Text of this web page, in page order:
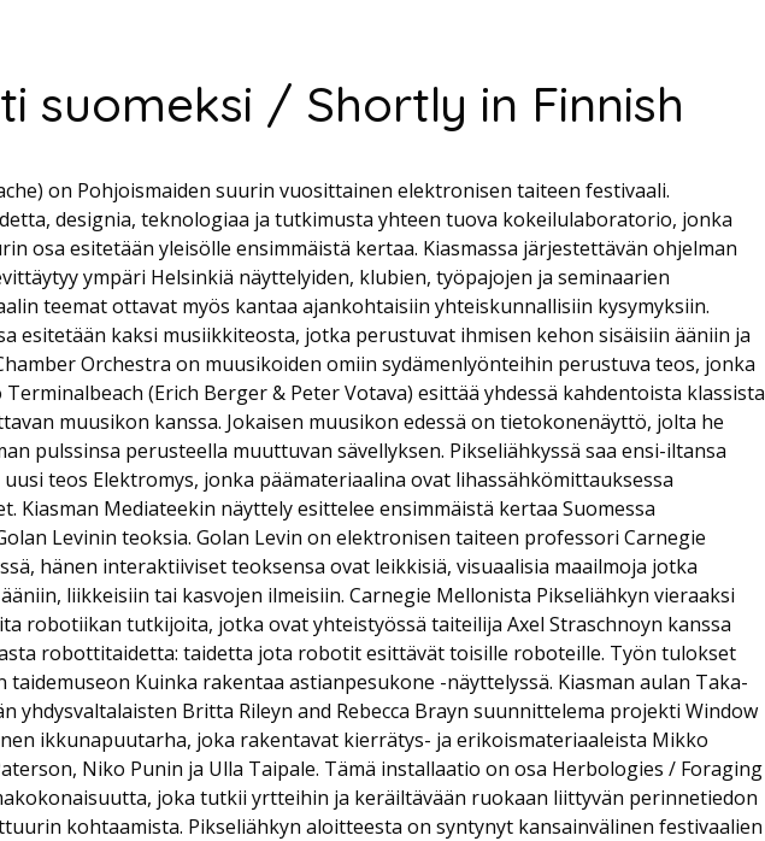
suomeksi / Shortly in Finnish
on Pohjoismaiden suurin vuosittainen elektronisen taiteen festivaali.
designia, teknologiaa ja tutkimusta yhteen tuova kokeilulaboratorio, jonka
osa esitetään yleisölle ensimmäistä kertaa. Kiasmassa järjestettävän ohjelman
ympäri Helsinkiä näyttelyiden, klubien, työpajojen ja seminaarien
teemat ottavat myös kantaa ajankohtaisiin yhteiskunnallisiin kysymyksiin.
esitetään kaksi musiikkiteosta, jotka perustuvat ihmisen kehon sisäisiin ääniin ja
Orchestra on muusikoiden omiin sydämenlyönteihin perustuva teos, jonka
(Erich Berger & Peter Votava) esittää yhdessä kahdentoista klassista
muusikon kanssa. Jokaisen muusikon edessä on tietokonenäyttö, jolta he
pulssinsa perusteella muuttuvan sävellyksen. Pikseliähkyssä saa ensi-iltansa
uusi teos Elektromys, jonka päämateriaalina ovat lihassähkömittauksessa
Kiasman Mediateekin näyttely esittelee ensimmäistä kertaa Suomessa
Levinin teoksia. Golan Levin on elektronisen taiteen professori Carnegie
hänen interaktiiviset teoksensa ovat leikkisiä, visuaalisia maailmoja jotka
liikkeisiin tai kasvojen ilmeisiin. Carnegie Mellonista Pikseliähkyn vieraaksi
robotiikan tutkijoita, jotka ovat yhteistyössä taiteilija Axel Straschnoyn kanssa
robottitaidetta: taidetta jota robotit esittävät toisille roboteille. Työn tulokset
taidemuseon Kuinka rakentaa astianpesukone -näyttelyssä. Kiasman aulan Taka-
yhdysvaltalaisten Britta Rileyn and Rebecca Brayn suunnittelema projekti Window
ikkunapuutarha, joka rakentavat kierrätys- ja erikoismateriaaleista Mikko
Niko Punin ja Ulla Taipale. Tämä installaatio on osa Herbologies / Foraging
joka tutkii yrtteihin ja keräiltävään ruokaan liittyvän perinnetiedon
kohtaamista. Pikseliähkyn aloitteesta on syntynyt kansainvälinen festivaalien